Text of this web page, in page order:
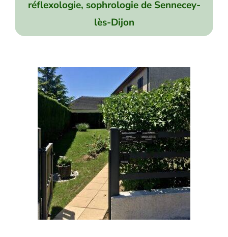
réflexologie, sophrologie de Sennecey-
lès-Dijon